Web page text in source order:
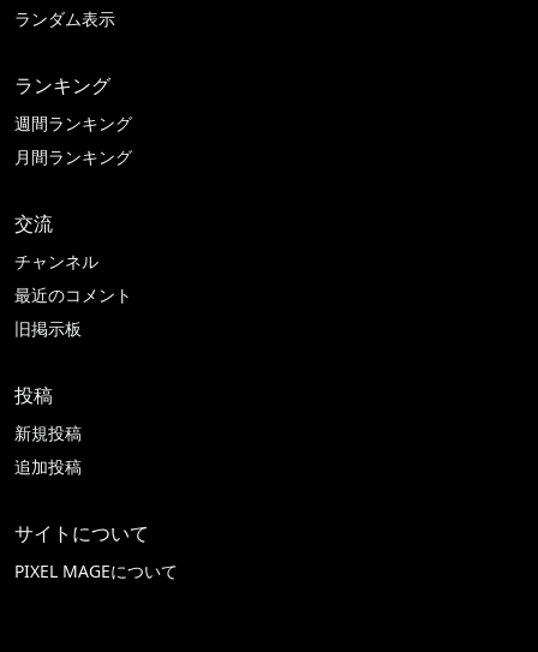
ランダム表示
ランキング
週間ランキング
月間ランキング
交流
チャンネル
最近のコメント
旧掲示板
投稿
新規投稿
追加投稿
サイトについて
PIXEL MAGEについて